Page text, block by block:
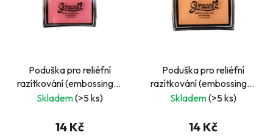
Poduška pro reliéfní
razítkování (embossing) -
růžová
Skladem(>5 ks)
14 Kč
Poduška pro reliéfní
razítkování (embossing) -
béžová
Skladem(>5 ks)
14 Kč